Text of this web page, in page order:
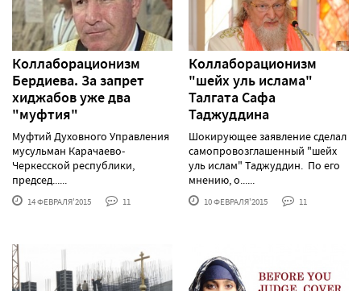
Коллаборационизм
Бердиева. За запрет
хиджабов уже два
"муфтия"
Муфтий Духовного Управления
мусульман Карачаево-
Черкесской республики,
председ......
14 ФЕВРАЛЯ'2015 11
Коллаборационизм
"шейх уль ислама"
Талгата Сафа
Таджуддина
Шокирующее заявление сделал
самопровозглашенный "шейх
уль ислам" Таджуддин. По его
мнению, о......
10 ФЕВРАЛЯ'2015 11